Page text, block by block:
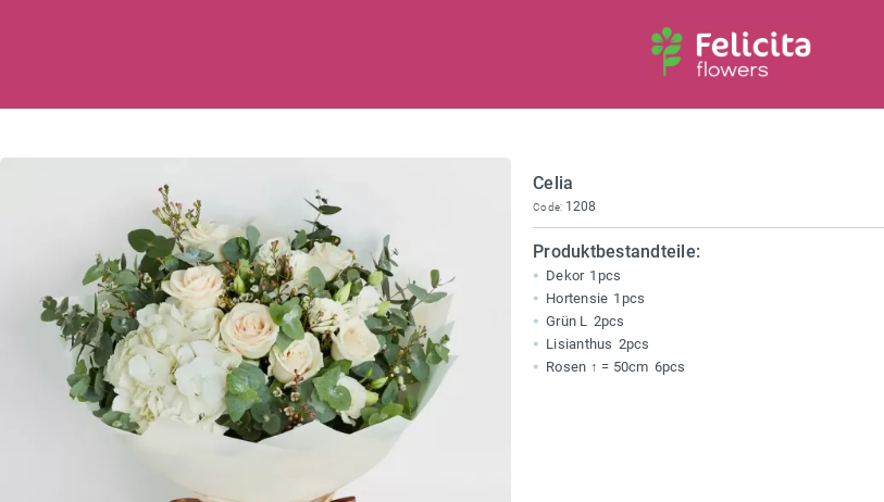
Celia
Code: 1208
Produktbestandteile:
Dekor 1pcs
Hortensie 1pcs
Grün L 2pcs
Lisianthus 2pcs
Rosen ↑ = 50cm 6pcs